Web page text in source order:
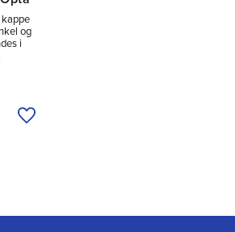
og
i
Tilføj til ønskeliste